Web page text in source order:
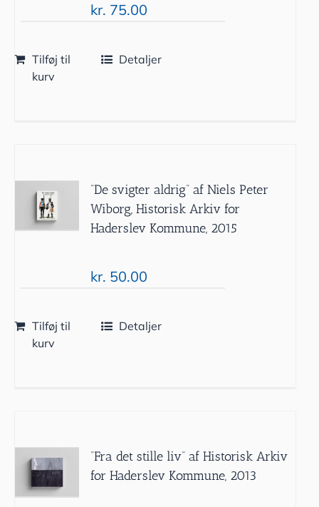
kr. 75.00
Tilføj til
kurv
Detaljer
”De svigter aldrig” af Niels Peter
Wiborg, Historisk Arkiv for
Haderslev Kommune, 2015
kr. 50.00
Tilføj til
kurv
Detaljer
”Fra det stille liv” af Historisk Arkiv
for Haderslev Kommune, 2013